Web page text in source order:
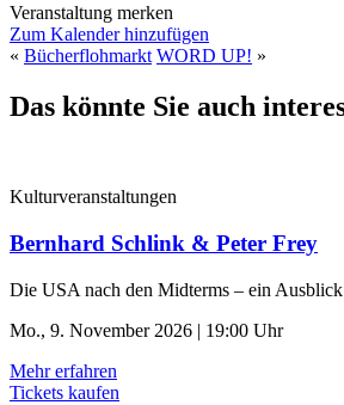
Veranstaltung merken
Zum Kalender hinzufügen
« Bücherflohmarkt WORD UP! »
Das könnte Sie auch
Kulturveranstaltungen
Bernhard Schlink & Peter Frey
Die USA nach den Midterms – ein Ausblick
Mo., 9. November 2026 | 19:00 Uhr
Mehr erfahren
Tickets kaufen